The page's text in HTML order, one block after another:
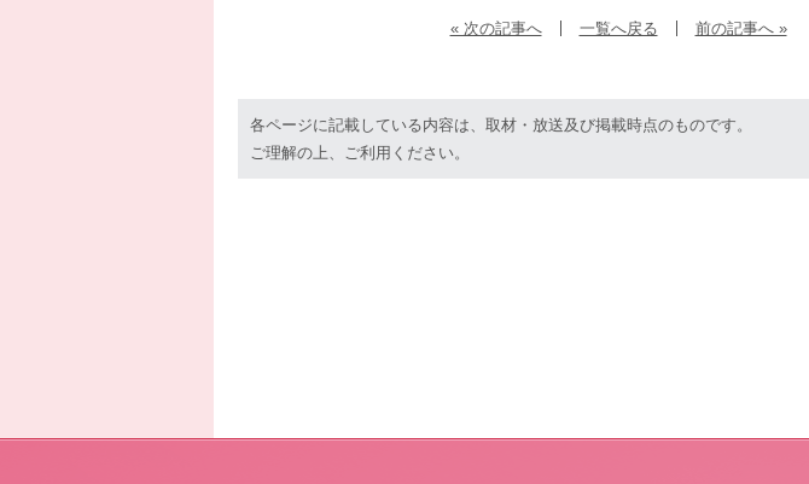
« 次の記事へ 一覧へ戻る 前の記事へ »
各ページに記載している内容は、取材・放送及び掲載時点のものです。
ご理解の上、ご利用ください。